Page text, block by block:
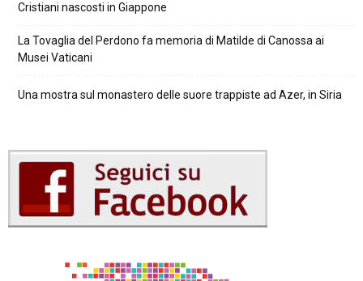
Cristiani nascosti in Giappone
La Tovaglia del Perdono fa memoria di Matilde di Canossa ai
Musei Vaticani
Una mostra sul monastero delle suore trappiste ad Azer, in Siria